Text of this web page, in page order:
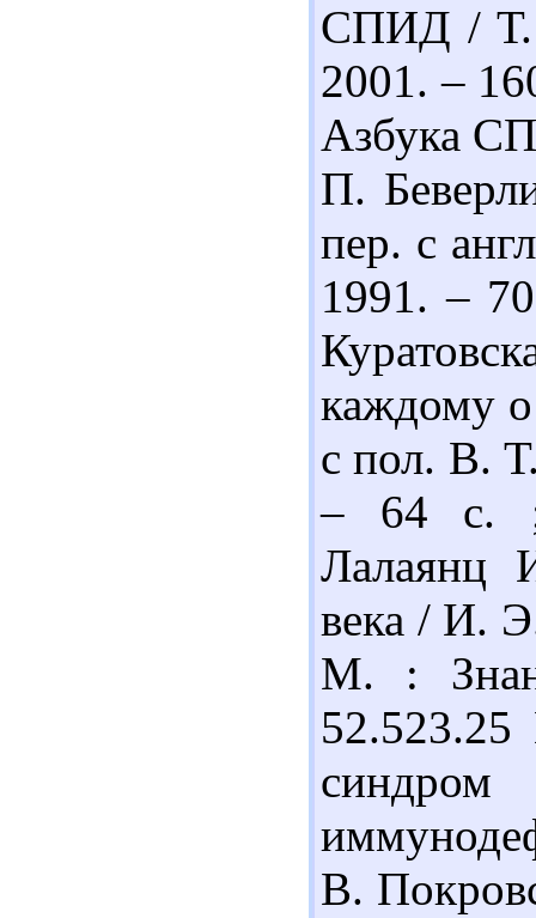
СПИД / Т.
2001. –
Азбука
П.
пер. с
1991. –
каждому
с пол. В.
– 64 с. ;
Лалаянц
века / И.
М. :
В.